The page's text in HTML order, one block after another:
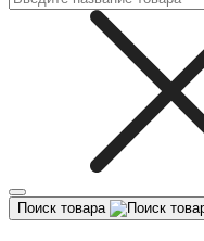
Поиск товара